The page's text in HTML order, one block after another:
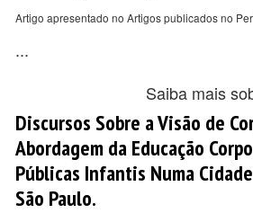
Artigo apresentado no Artigos publicados no
...
Saiba mais
Discursos Sobre a Visão de
Abordagem da Educação
Públicas Infantis Numa
São Paulo.